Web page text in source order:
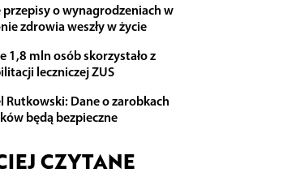
o wynagrodzeniach w
zdrowia weszły w życie
1,8 mln osób skorzystało z
leczniczej ZUS
Rutkowski: Dane o zarobkach
będą bezpieczne
CZYTANE